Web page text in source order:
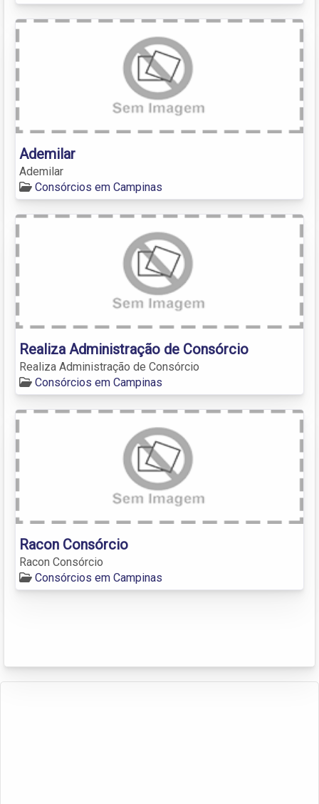
Ademilar
Ademilar
Consórcios em Campinas
Realiza Administração de Consórcio
Realiza Administração de Consórcio
Consórcios em Campinas
Racon Consórcio
Racon Consórcio
Consórcios em Campinas